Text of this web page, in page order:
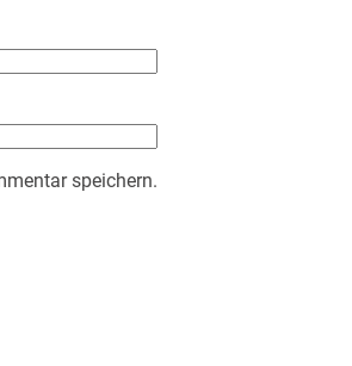
speichern.